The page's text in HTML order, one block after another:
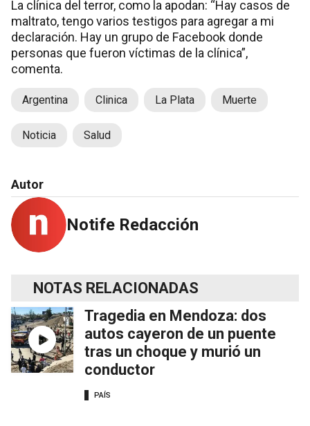
La clínica del terror, como la apodan: “Hay casos de
maltrato, tengo varios testigos para agregar a mi
declaración. Hay un grupo de Facebook donde
personas que fueron víctimas de la clínica”,
comenta.
Argentina Clinica La Plata Muerte
Noticia Salud
Autor
Notife Redacción
NOTAS RELACIONADAS
Tragedia en Mendoza: dos
autos cayeron de un puente
tras un choque y murió un
conductor
PAÍS